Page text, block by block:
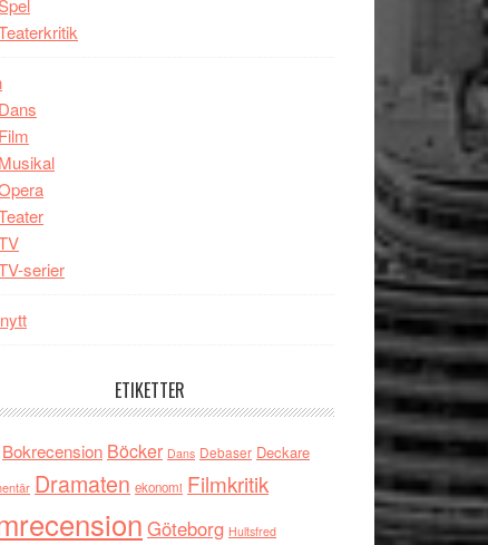
Dans
Film
Musikal
serier
ETIKETTER
Bokrecension Böcker Dans Debaser Deckare
Dramaten ekonomi Filmkritik
Göteborg Hultsfred